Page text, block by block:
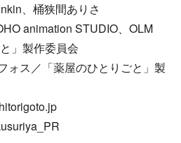
、桶狭間ありさ
animation STUDIO、OLM
」製作委員会
ォス／「薬屋のひとりごと」製